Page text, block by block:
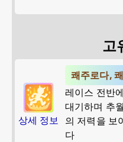
고
상세 정보
쾌주로다,
레이스 전반
대기하며 추
의 저력을 보
다